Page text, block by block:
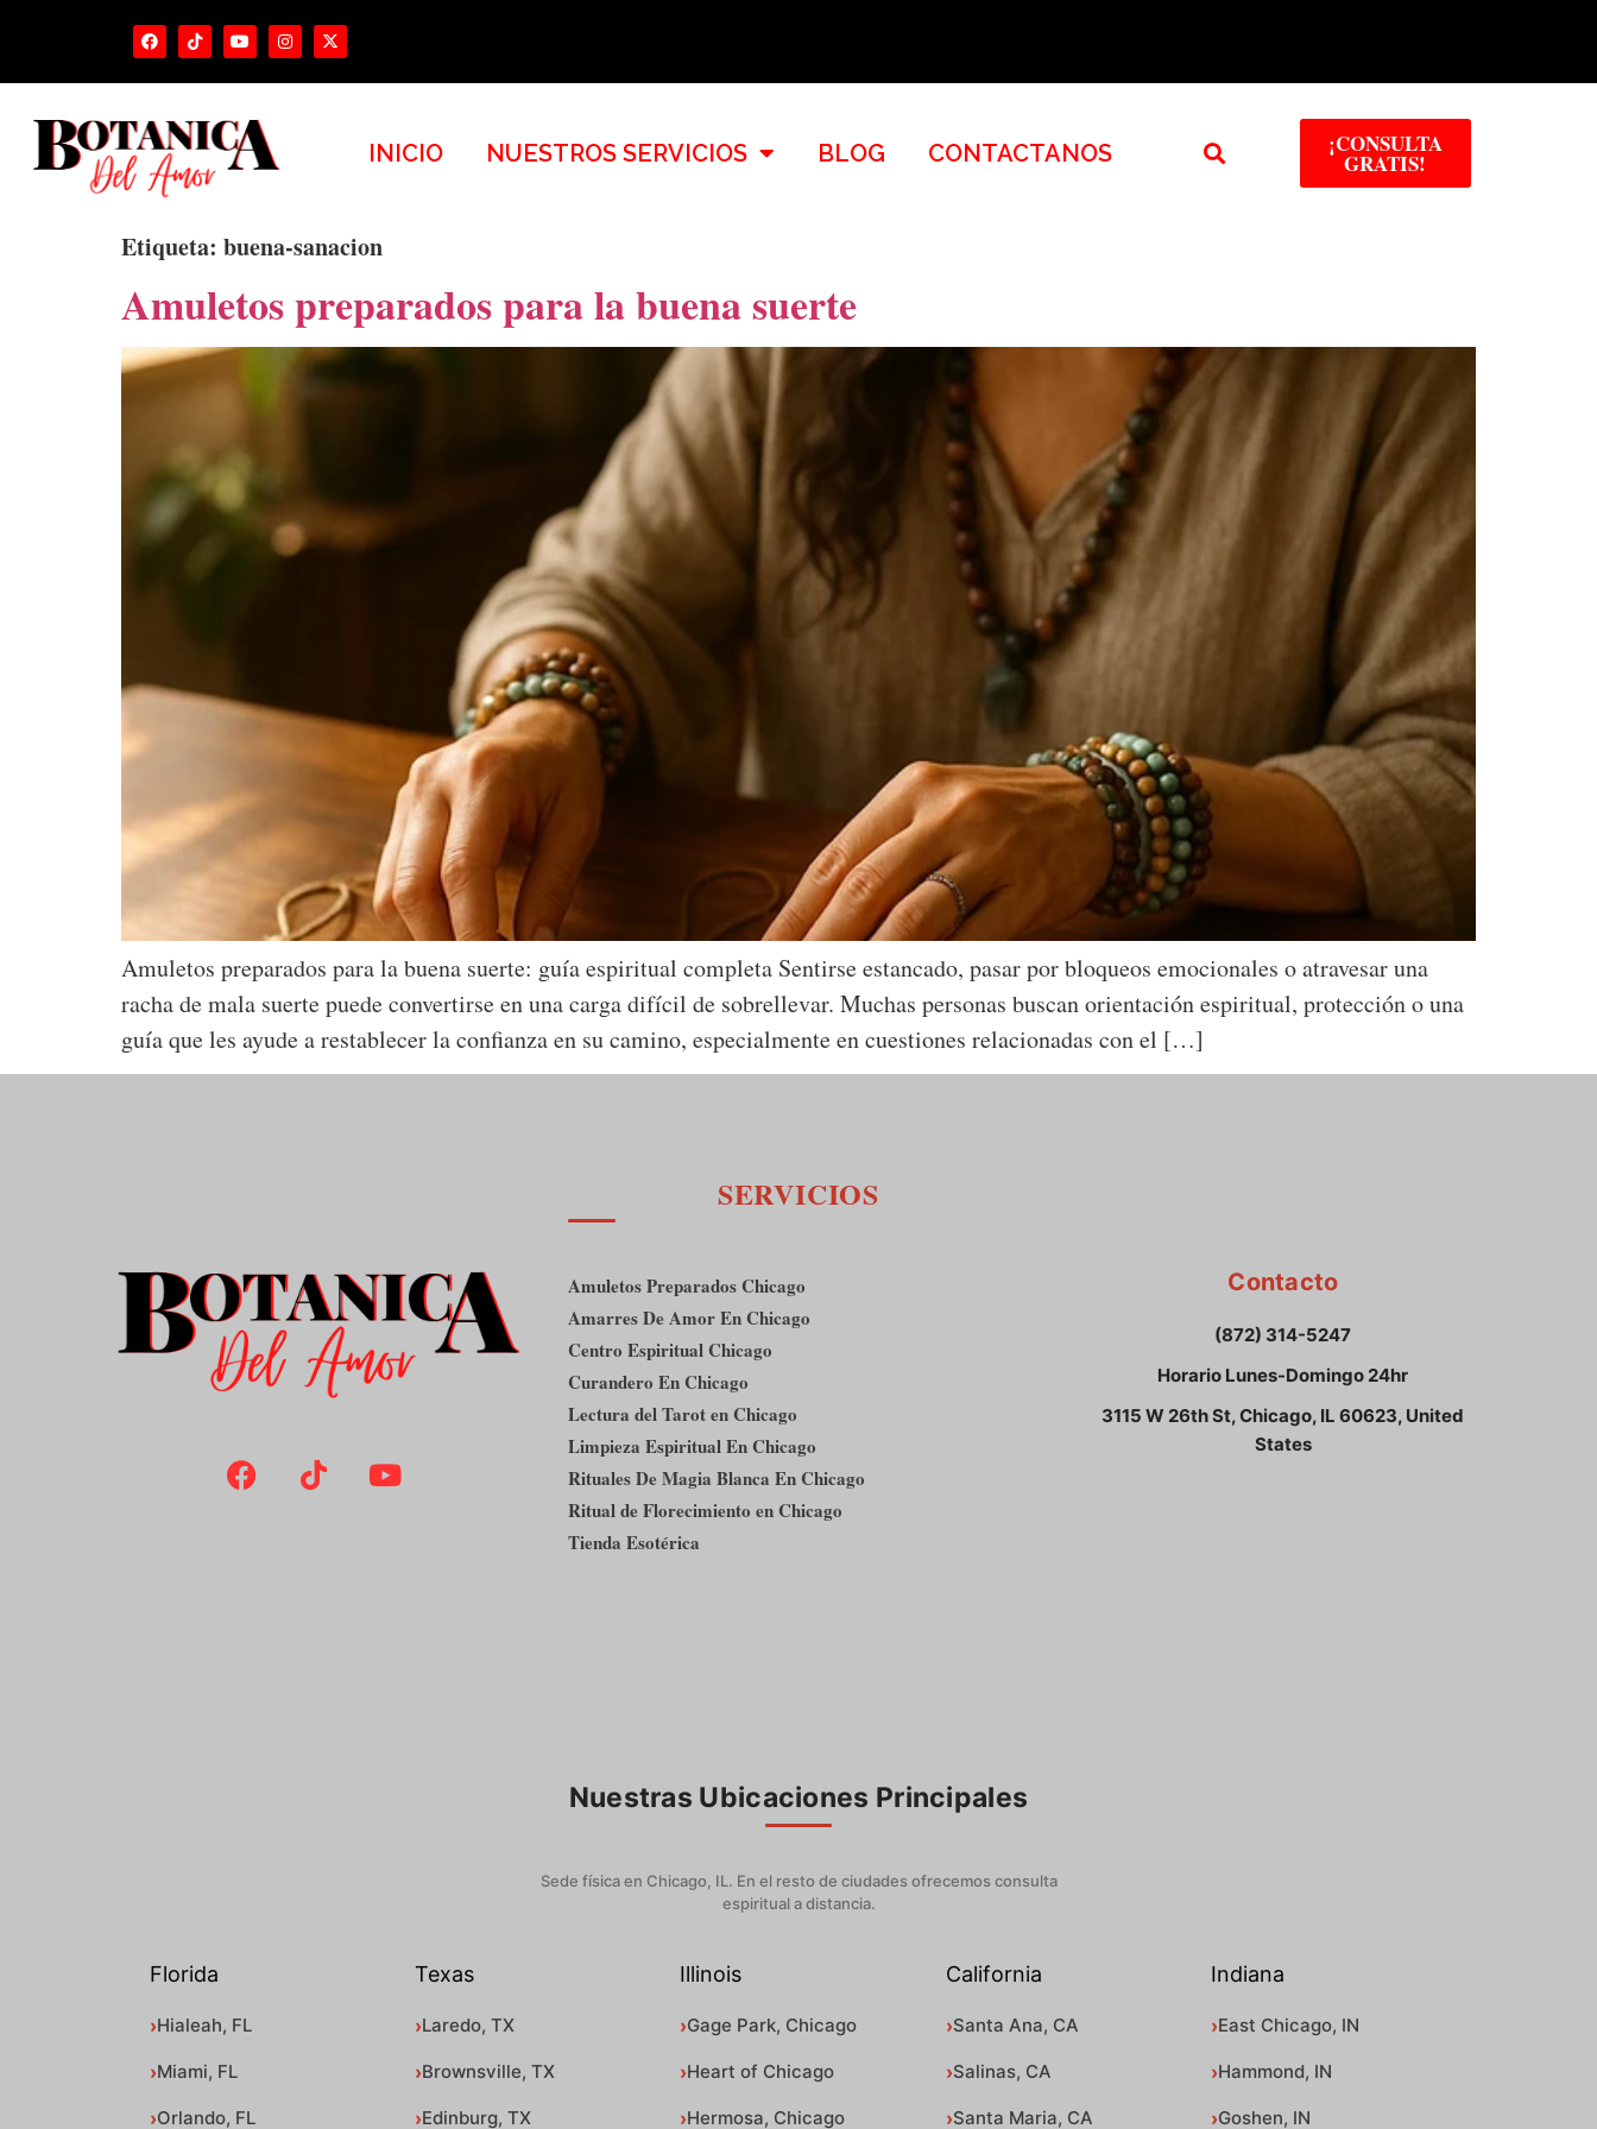
INICIO NUESTROS SERVICIOS BLOG CONTACTANOS ¡CONSULTA
GRATIS!
Etiqueta: buena-sanacion
Amuletos preparados para la buena suerte
Amuletos preparados para la buena suerte: guía espiritual completa Sentirse estancado, pasar por bloqueos emocionales o atravesar una
racha de mala suerte puede convertirse en una carga difícil de sobrellevar. Muchas personas buscan orientación espiritual, protección o una
guía que les ayude a restablecer la confianza en su camino, especialmente en cuestiones relacionadas con el […]
SERVICIOS
Amuletos Preparados Chicago
Amarres De Amor En Chicago
Centro Espiritual Chicago
Curandero En Chicago
Lectura del Tarot en Chicago
Limpieza Espiritual En Chicago
Rituales De Magia Blanca En Chicago
Ritual de Florecimiento en Chicago
Tienda Esotérica
Contacto
(872) 314-5247
Horario Lunes-Domingo 24hr
3115 W 26th St, Chicago, IL 60623, United
States
Nuestras Ubicaciones Principales
Sede física en Chicago, IL. En el resto de ciudades ofrecemos consulta
espiritual a distancia.
Florida
Hialeah, FL
Miami, FL
Orlando, FL
Texas
Laredo, TX
Brownsville, TX
Edinburg, TX
Illinois
Gage Park, Chicago
Heart of Chicago
Hermosa, Chicago
California
Santa Ana, CA
Salinas, CA
Santa Maria, CA
Indiana
East Chicago, IN
Hammond, IN
Goshen, IN